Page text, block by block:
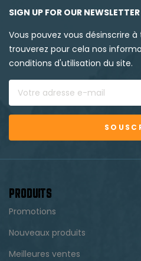
SIGN UP FOR OUR NEWSLETTER
Vous pouvez vous désinscrire
trouverez pour cela nos
conditions d'utilisation du site.
PRODUITS
Promotions
Nouveaux produits
Meilleures ventes